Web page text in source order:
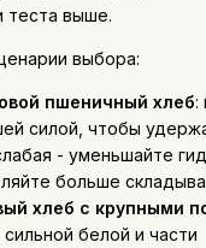
теста выше.
выбора:
пшеничный хлеб:
силой, чтобы
- уменьшайте
больше
хлеб с крупными
белой и части